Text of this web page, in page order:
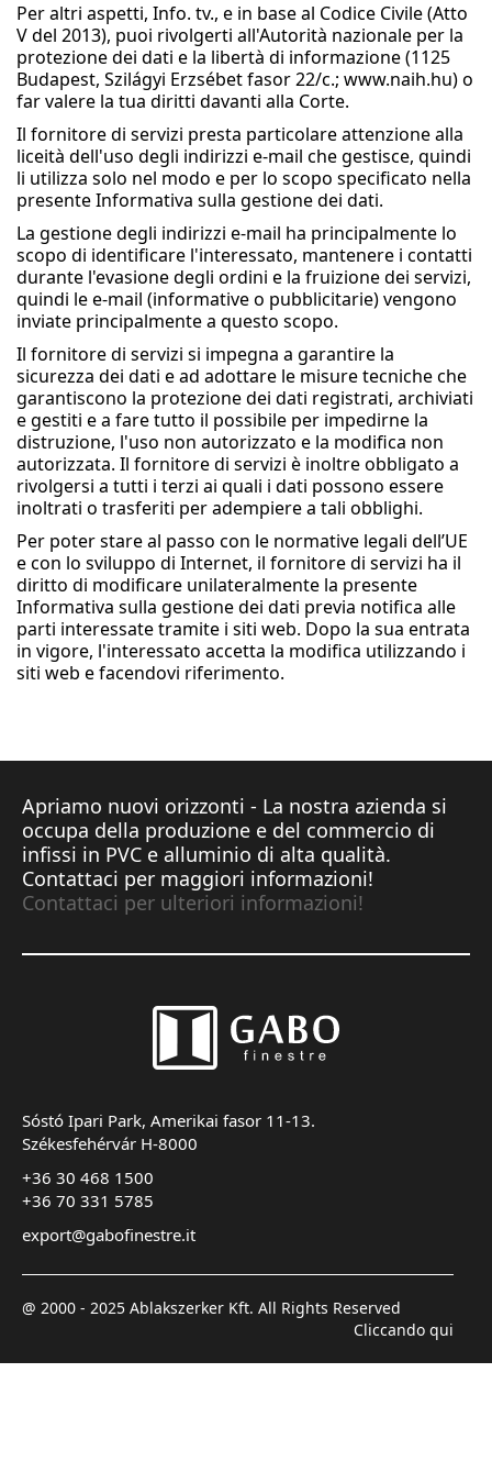
Per altri aspetti, Info. tv., e in base al Codice Civile (Atto
V del 2013), puoi rivolgerti all'Autorità nazionale per la
protezione dei dati e la libertà di informazione (1125
Budapest, Szilágyi Erzsébet fasor 22/c.; www.naih.hu) o
far valere la tua diritti davanti alla Corte.
Il fornitore di servizi presta particolare attenzione alla
liceità dell'uso degli indirizzi e-mail che gestisce, quindi
li utilizza solo nel modo e per lo scopo specificato nella
presente Informativa sulla gestione dei dati.
La gestione degli indirizzi e-mail ha principalmente lo
scopo di identificare l'interessato, mantenere i contatti
durante l'evasione degli ordini e la fruizione dei servizi,
quindi le e-mail (informative o pubblicitarie) vengono
inviate principalmente a questo scopo.
Il fornitore di servizi si impegna a garantire la
sicurezza dei dati e ad adottare le misure tecniche che
garantiscono la protezione dei dati registrati, archiviati
e gestiti e a fare tutto il possibile per impedirne la
distruzione, l'uso non autorizzato e la modifica non
autorizzata. Il fornitore di servizi è inoltre obbligato a
rivolgersi a tutti i terzi ai quali i dati possono essere
inoltrati o trasferiti per adempiere a tali obblighi.
Per poter stare al passo con le normative legali dell’UE
e con lo sviluppo di Internet, il fornitore di servizi ha il
diritto di modificare unilateralmente la presente
Informativa sulla gestione dei dati previa notifica alle
parti interessate tramite i siti web. Dopo la sua entrata
in vigore, l'interessato accetta la modifica utilizzando i
siti web e facendovi riferimento.
Apriamo nuovi orizzonti - La nostra azienda si
occupa della produzione e del commercio di
infissi in PVC e alluminio di alta qualità.
Contattaci per maggiori informazioni!
Contattaci per ulteriori informazioni!
Sóstó Ipari Park, Amerikai fasor 11-13.
Székesfehérvár H-8000
+36 30 468 1500
+36 70 331 5785
export@gabofinestre.it
@ 2000 - 2025 Ablakszerker Kft. All Rights Reserved
Cliccando qui